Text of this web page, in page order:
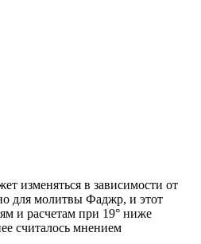
изменяться в зависимости от
для молитвы Фаджр, и этот
и расчетам при 19° ниже
считалось мнением